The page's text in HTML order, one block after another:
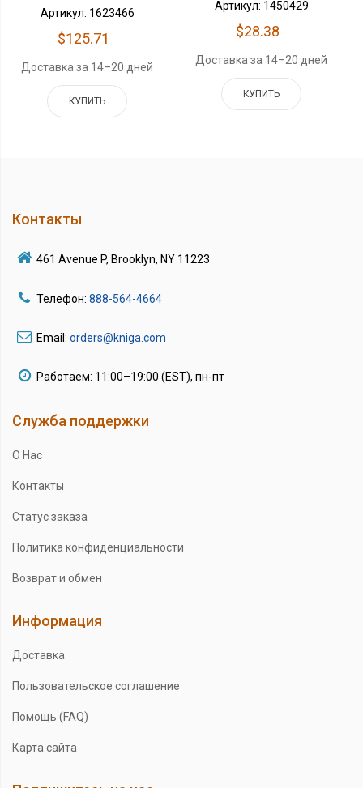
Артикул: 1623466
$125.71
Доставка за 14–20 дней
КУПИТЬ
Артикул: 1450429
$28.38
Доставка за 14–20 дней
КУПИТЬ
Контакты
461 Avenue P, Brooklyn, NY 11223
Телефон: 888-564-4664
Email: orders@kniga.com
Работаем: 11:00–19:00 (EST), пн-пт
Служба поддержки
О Нас
Контакты
Статус заказа
Политика конфиденциальности
Возврат и обмен
Информация
Доставка
Пользовательское соглашение
Помощь (FAQ)
Карта сайта